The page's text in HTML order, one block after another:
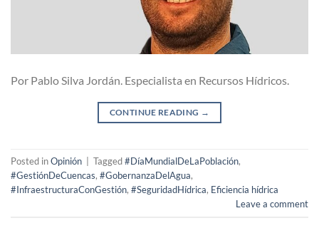
Por Pablo Silva Jordán. Especialista en Recursos Hídricos.
CONTINUE READING →
Posted inOpinión Tagged#DíaMundialDeLaPoblación,
#GestiónDeCuencas, #GobernanzaDelAgua,
#InfraestructuraConGestión, #SeguridadHídrica, Eficiencia hídrica
Leave a comment